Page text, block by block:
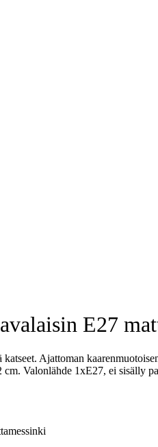
E27
Ajattoman
Valonlähde 1xE27, ei sisälly